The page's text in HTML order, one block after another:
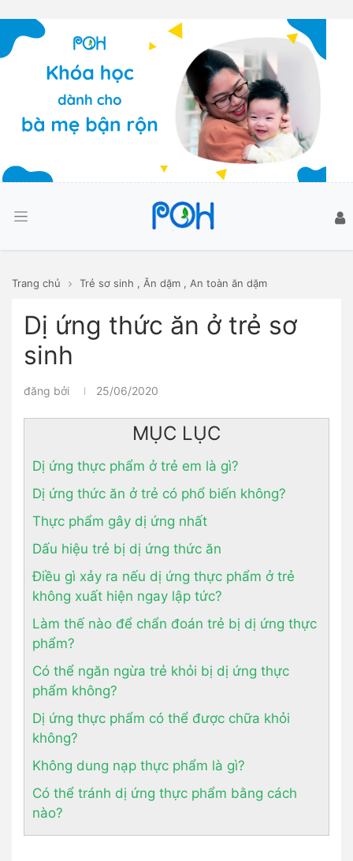
Trang chủ Trẻ sơ sinh , Ăn dặm , An toàn ăn dặm
Dị ứng thức ăn ở trẻ sơ
sinh
đăng bởi 25/06/2020
MỤC LỤC
Dị ứng thực phẩm ở trẻ em là gì?
Dị ứng thức ăn ở trẻ có phổ biến không?
Thực phẩm gây dị ứng nhất
Dấu hiệu trẻ bị dị ứng thức ăn
Điều gì xảy ra nếu dị ứng thực phẩm ở trẻ
không xuất hiện ngay lập tức?
Làm thế nào để chẩn đoán trẻ bị dị ứng thực
phẩm?
Có thể ngăn ngừa trẻ khỏi bị dị ứng thực
phẩm không?
Dị ứng thực phẩm có thể được chữa khỏi
không?
Không dung nạp thực phẩm là gì?
Có thể tránh dị ứng thực phẩm bằng cách
nào?